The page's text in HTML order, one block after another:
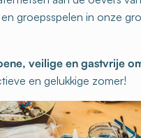
groepsspelen in onze
veilige en gastvrije
en gelukkige zomer!